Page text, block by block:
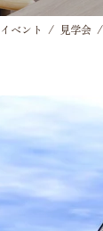
イベント 見学会